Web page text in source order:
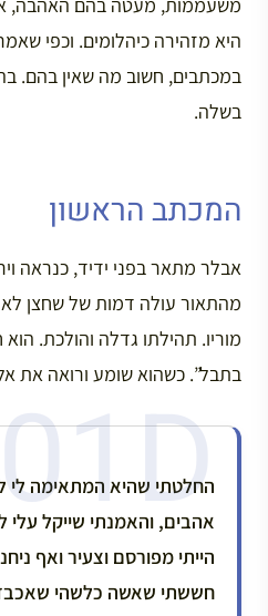
משעממות, מעטה בהם האהבה,
היא מזהירה כיהלומים. וכפי
במכתבים, חשוב מה שאין בהם.
בשלה.
המכתב הראשון
אבלר מתאר בפני ידיד, כנראה
מהתאור עולה דמות של שחצן לא
מוריו. תהילתו גדלה והולכת.
בתבל”. כשהוא שומע ורואה את
החלטתי שהיא המתאימה לי
אהבים, והאמנתי שייקל
הייתי מפורסם וצעיר ואף
חששתי שאשה כלשהי